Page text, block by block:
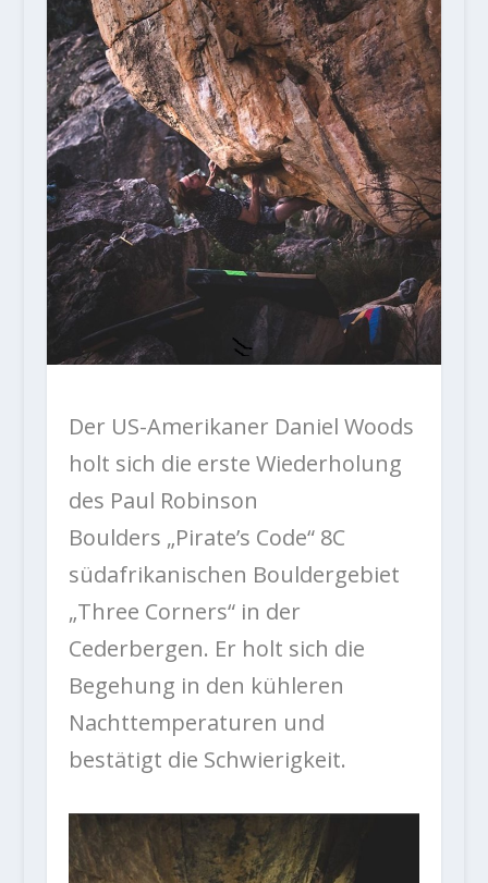
Der US-Amerikaner Daniel Woods
holt sich die erste Wiederholung
des Paul Robinson
Boulders „Pirate’s Code“ 8C
südafrikanischen Bouldergebiet
„Three Corners“ in der
Cederbergen. Er holt sich die
Begehung in den kühleren
Nachttemperaturen und
bestätigt die Schwierigkeit.